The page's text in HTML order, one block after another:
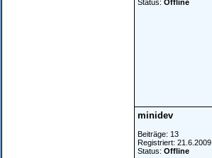
Status: Offline
minidev
Beiträge: 13
Registriert: 21.6.2009
Status: Offline